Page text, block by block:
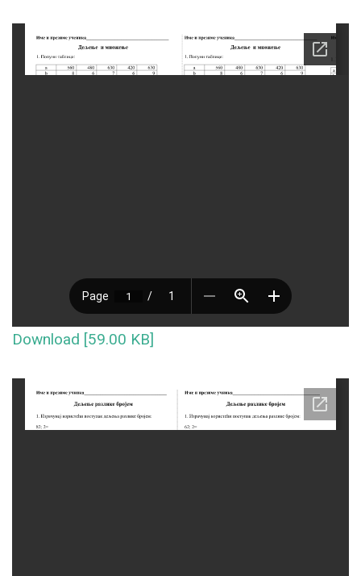
Download [59.00 KB]